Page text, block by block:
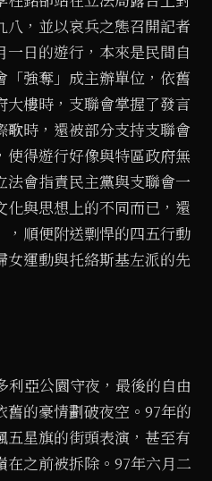
八，並以哀兵之態召開記者
日的遊行，本來是民間自
強奪」成主辦單位，依舊
大樓時，支聯會掌握了發言
時，還被部分支持支聯會
使得遊行好像與特區政府無
法會指責民主黨與支聯會一
與思想上的不同而已，還
，順便附送剽悍的四五行動
女運動與托絡斯基左派的先
利亞公園守夜，最後的自由
的豪情劃破夜空。97年的
五星旗的街頭表演，甚至有
之前被拆除。97年六月二